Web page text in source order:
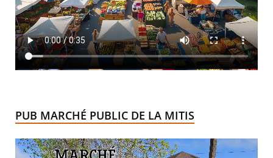
PUB MARCHÉ PUBLIC DE LA MITIS